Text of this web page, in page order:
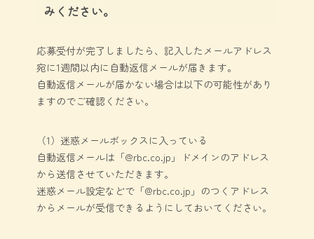
対象・応募について
31日生まれの赤ちゃん（沖縄県内住所に
住民登録された赤ちゃん）が対象となり
ます。
させて頂きます。
双子様以上の場合は、お手数お掛けしま
すがお子様ごとに応募フォームに入力い
ただき、ご応募ください。
ご応募は、対象のお子様の保護者の方に
みください。
応募受付が完了しましたら、記入したメールアドレス
宛に1週間以内に自動返信メールが届きます。
自動返信メールが届かない場合は以下の可能性があり
ますのでご確認ください。
（1）迷惑メールボックスに入っている
自動返信メールは「@rbc.co.jp」ドメインのアドレス
から送信させていただきます。
迷惑メール設定などで「@rbc.co.jp」のつくアドレス
からメールが受信できるようにしておいてください。